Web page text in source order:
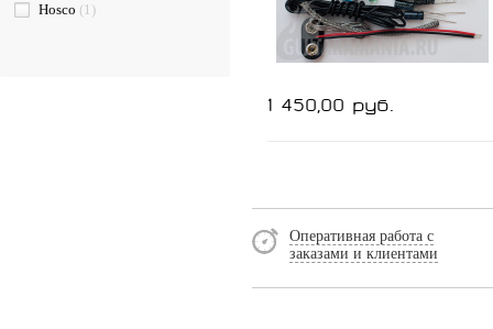
Hosco (1)
1 450,00 руб.
Оперативная работа с
заказами и клиентами